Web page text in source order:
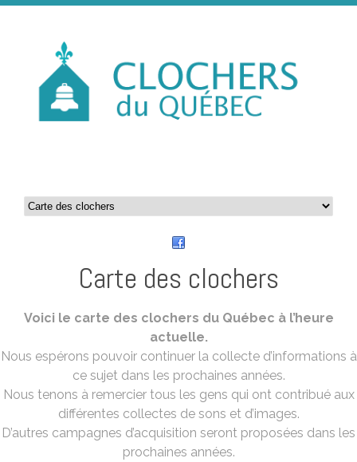
Carte des clochers
Voici le carte des clochers du Québec à l’heure
actuelle.
Nous espérons pouvoir continuer la collecte d’informations à
ce sujet dans les prochaines années.
Nous tenons à remercier tous les gens qui ont contribué aux
différentes collectes de sons et d’images.
D’autres campagnes d’acquisition seront proposées dans les
prochaines années.